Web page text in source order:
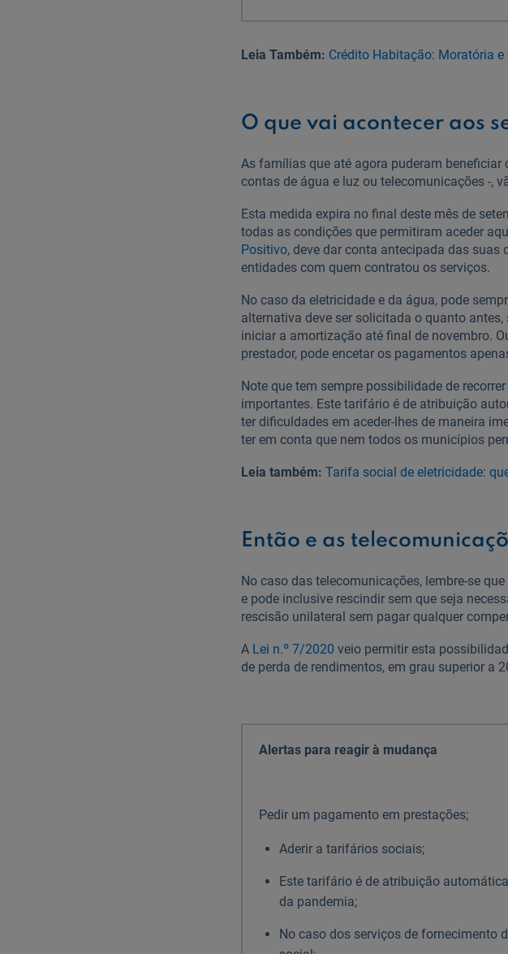
Leia Também: Crédito Habitação: Moratória e
O que vai acontecer aos
As famílias que até agora puderam
contas de água e luz ou telecomunicações -,
Esta medida expira no final deste mês de
todas as condições que permitiram aceder
Positivo, deve dar conta antecipada das
entidades com quem contratou os serviços.
No caso da eletricidade e da água, pode
alternativa deve ser solicitada o quanto
iniciar a amortização até final de novembro.
prestador, pode encetar os pagamentos
Note que tem sempre possibilidade de
importantes. Este tarifário é de atribuição
ter dificuldades em aceder-lhes de maneira
ter em conta que nem todos os municípios
Leia também: Tarifa social de eletricidade:
Então e as
No caso das telecomunicações, lembre-se
e pode inclusive rescindir sem que seja
rescisão unilateral sem pagar qualquer
A Lei n.º 7/2020 veio permitir esta
de perda de rendimentos, em grau superior a
Alertas para reagir à mudança
Pedir um pagamento em prestações;
Aderir a tarifários sociais;
Este tarifário é de atribuição
da pandemia;
No caso dos serviços de fornecimento